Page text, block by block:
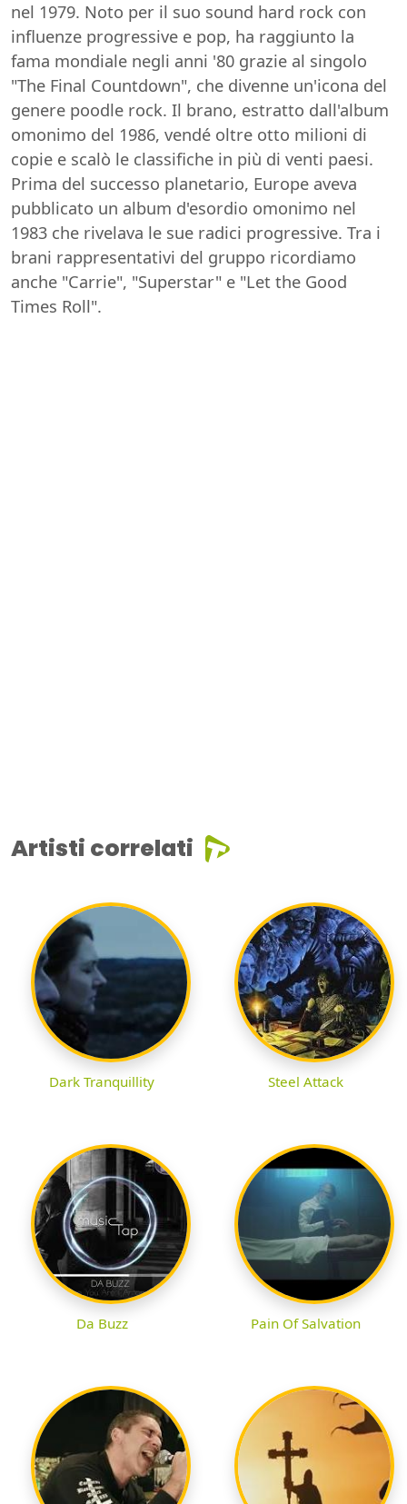
nel 1979. Noto per il suo sound hard rock con
influenze progressive e pop, ha raggiunto la
fama mondiale negli anni '80 grazie al singolo
"The Final Countdown", che divenne un'icona del
genere poodle rock. Il brano, estratto dall'album
omonimo del 1986, vendé oltre otto milioni di
copie e scalò le classifiche in più di venti paesi.
Prima del successo planetario, Europe aveva
pubblicato un album d'esordio omonimo nel
1983 che rivelava le sue radici progressive. Tra i
brani rappresentativi del gruppo ricordiamo
anche "Carrie", "Superstar" e "Let the Good
Times Roll".
Artisti correlati
Dark Tranquillity Steel Attack
Da Buzz Pain Of Salvation